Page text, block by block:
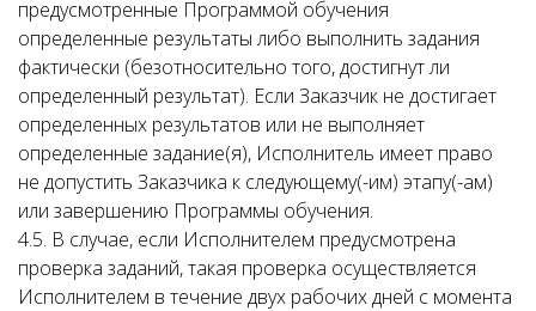
предусмотренные Программой обучения
определенные результаты либо выполнить задания
фактически (безотносительно того, достигнут ли
определенный результат). Если Заказчик не достигает
определенных результатов или не выполняет
определенные задание(я), Исполнитель имеет право
не допустить Заказчика к следующему(-им) этапу(-ам)
или завершению Программы обучения.
4.5. В случае, если Исполнителем предусмотрена
проверка заданий, такая проверка осуществляется
Исполнителем в течение двух рабочих дней с момента